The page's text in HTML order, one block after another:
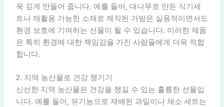
욱 깊게 만들어 줍니다. 예를 들어, 대나무로 만든 식기세
트나 재활용 가능한 소재로 제작된 가방은 실용적이면서도
환경 보호에 기여하는 선물이 될 수 있습니다. 이러한 제품
은 특히 환경에 대한 책임감을 가진 사람들에게 더욱 적합
합니다.
2. 지역 농산물로 건강 챙기기
신선한 지역 농산물은 건강을 챙길 수 있는 훌륭한 선물입
니다. 예를 들어, 유기농으로 재배된 과일이나 채소 세트는